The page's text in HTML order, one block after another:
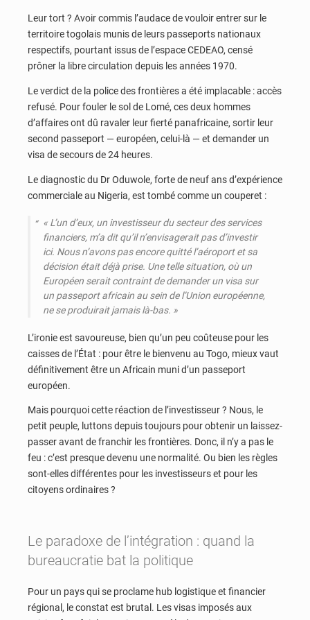
Leur tort ? Avoir commis l’audace de vouloir entrer sur le
territoire togolais munis de leurs passeports nationaux
respectifs, pourtant issus de l’espace CEDEAO, censé
prôner la libre circulation depuis les années 1970.
Le verdict de la police des frontières a été implacable : accès
refusé. Pour fouler le sol de Lomé, ces deux hommes
d’affaires ont dû ravaler leur fierté panafricaine, sortir leur
second passeport — européen, celui-là — et demander un
visa de secours de 24 heures.
Le diagnostic du Dr Oduwole, forte de neuf ans d’expérience
commerciale au Nigeria, est tombé comme un couperet :
« L’un d’eux, un investisseur du secteur des services
financiers, m’a dit qu’il n’envisagerait pas d’investir
ici. Nous n’avons pas encore quitté l’aéroport et sa
décision était déjà prise. Une telle situation, où un
Européen serait contraint de demander un visa sur
un passeport africain au sein de l’Union européenne,
ne se produirait jamais là-bas. »
L’ironie est savoureuse, bien qu’un peu coûteuse pour les
caisses de l’État : pour être le bienvenu au Togo, mieux vaut
définitivement être un Africain muni d’un passeport
européen.
Mais pourquoi cette réaction de l’investisseur ? Nous, le
petit peuple, luttons depuis toujours pour obtenir un laissez-
passer avant de franchir les frontières. Donc, il n’y a pas le
feu : c’est presque devenu une normalité. Ou bien les règles
sont-elles différentes pour les investisseurs et pour les
citoyens ordinaires ?
Le paradoxe de l’intégration : quand la
bureaucratie bat la politique
Pour un pays qui se proclame hub logistique et financier
régional, le constat est brutal. Les visas imposés aux